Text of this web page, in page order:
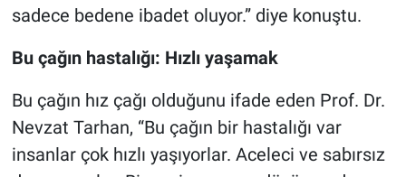
sadece bedene ibadet oluyor.” diye konuştu.
Bu çağın hastalığı: Hızlı yaşamak
Bu çağın hız çağı olduğunu ifade eden Prof. Dr.
Nevzat Tarhan, “Bu çağın bir hastalığı var
insanlar çok hızlı yaşıyorlar. Aceleci ve sabırsız